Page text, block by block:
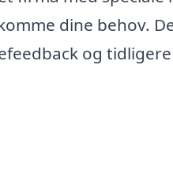
dine behov.
og